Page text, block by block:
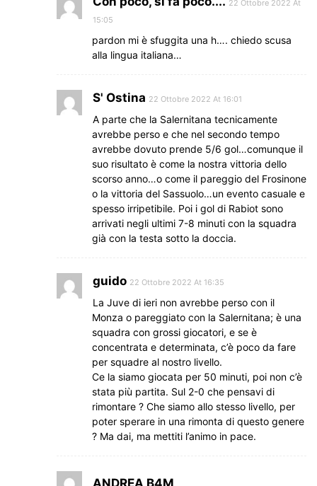
22 Ottobre 2022 At
15:05
pardon mi è sfuggita una h…. chiedo scusa
alla lingua italiana…
S' Ostina 22 Ottobre 2022 At 16:01
A parte che la Salernitana tecnicamente
avrebbe perso e che nel secondo tempo
avrebbe dovuto prende 5/6 gol…comunque il
suo risultato è come la nostra vittoria dello
scorso anno…o come il pareggio del Frosinone
o la vittoria del Sassuolo…un evento casuale e
spesso irripetibile. Poi i gol di Rabiot sono
arrivati negli ultimi 7-8 minuti con la squadra
già con la testa sotto la doccia.
guido 22 Ottobre 2022 At 16:35
La Juve di ieri non avrebbe perso con il
Monza o pareggiato con la Salernitana; è una
squadra con grossi giocatori, e se è
concentrata e determinata, c’è poco da fare
per squadre al nostro livello.
Ce la siamo giocata per 50 minuti, poi non c’è
stata più partita. Sul 2-0 che pensavi di
rimontare ? Che siamo allo stesso livello, per
poter sperare in una rimonta di questo genere
? Ma dai, ma mettiti l’animo in pace.
ANDREA B4M